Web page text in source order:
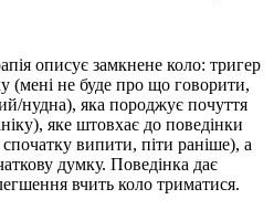
описує замкнене коло: тригер
(мені не буде про що говорити,
нудна), яка породжує почуття
яке штовхає до поведінки
випити, піти раніше), а
думку. Поведінка дає
вчить коло триматися.